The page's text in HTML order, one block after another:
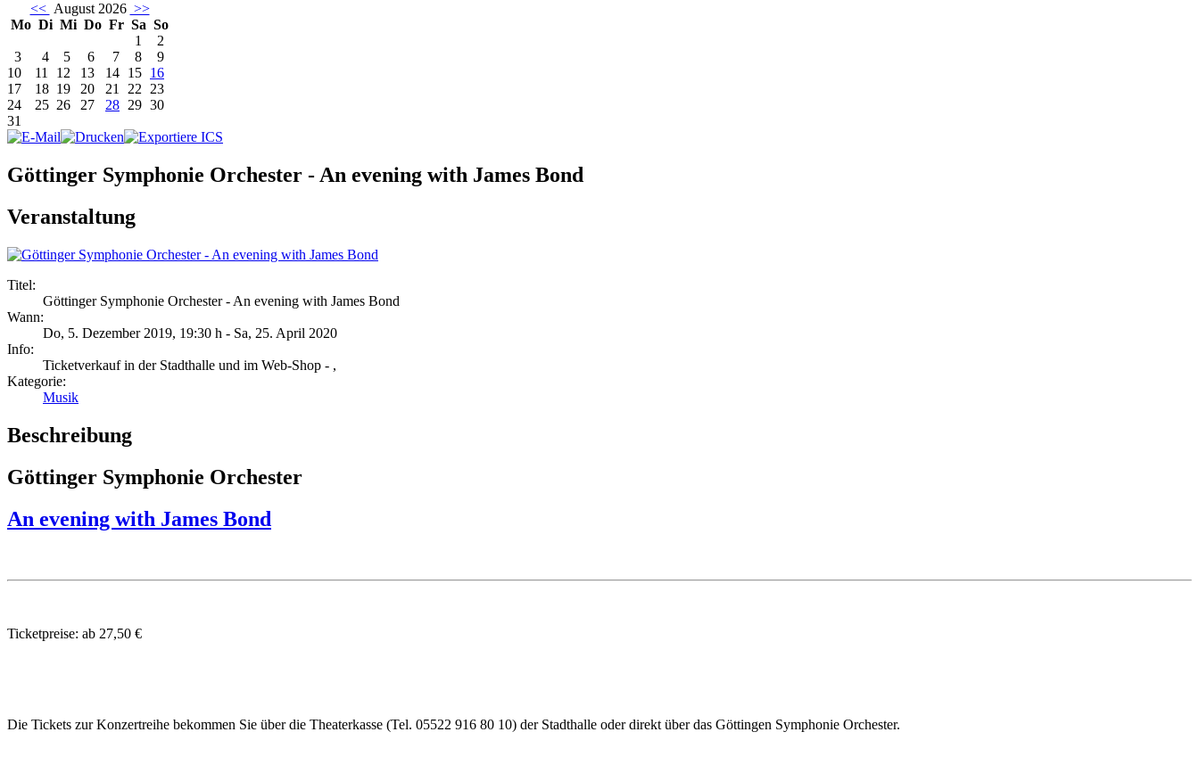
<< August 2026 >>
Mo Di Mi Do Fr Sa So
1
2
3
4 5 6 7 8
9
10
11 12 13 14 15 16
17
18 19 20 21 22 23
24
25 26 27 28 29 30
31
Göttinger Symphonie Orchester - An evening with James Bond
Veranstaltung
Titel:
Göttinger Symphonie Orchester - An evening with James Bond
Wann:
Do, 5. Dezember 2019, 19:30 h - Sa, 25. April 2020
Info:
Ticketverkauf in der Stadthalle und im Web-Shop - ,
Kategorie:
Musik
Beschreibung
Göttinger Symphonie Orchester
An evening with James Bond
Ticketpreise: ab 27,50 €
Die Tickets zur Konzertreihe bekommen Sie über die Theaterkasse (Tel. 05522 916 80 10) der Stadthalle oder direkt über das Göttingen Symphonie Orchester.